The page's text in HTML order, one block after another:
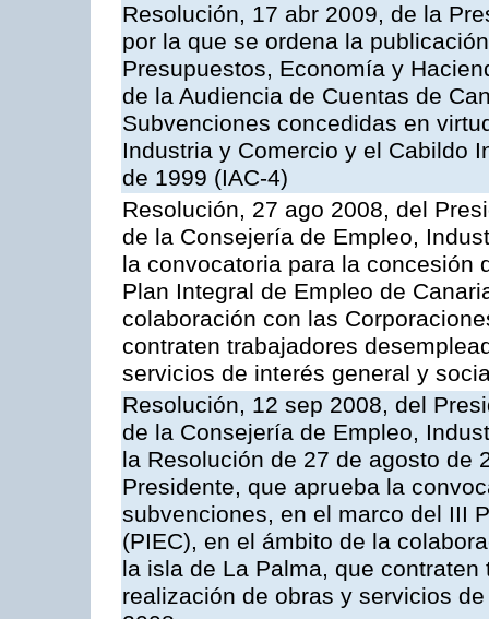
Resolución, 17 abr 2009, de la
por la que se ordena la
Presupuestos, Economía y
de la Audiencia de Cuentas de
Subvenciones concedidas en
Industria y Comercio y el Cabildo
de 1999 (IAC-4)
Resolución, 27 ago 2008, del
de la Consejería de Empleo,
la convocatoria para la concesión
Plan Integral de Empleo de
colaboración con las
contraten trabajadores
servicios de interés general y
Resolución, 12 sep 2008, del
de la Consejería de Empleo,
la Resolución de 27 de agosto de
Presidente, que aprueba la
subvenciones, en el marco del III
(PIEC), en el ámbito de la
la isla de La Palma, que
realización de obras y servicios